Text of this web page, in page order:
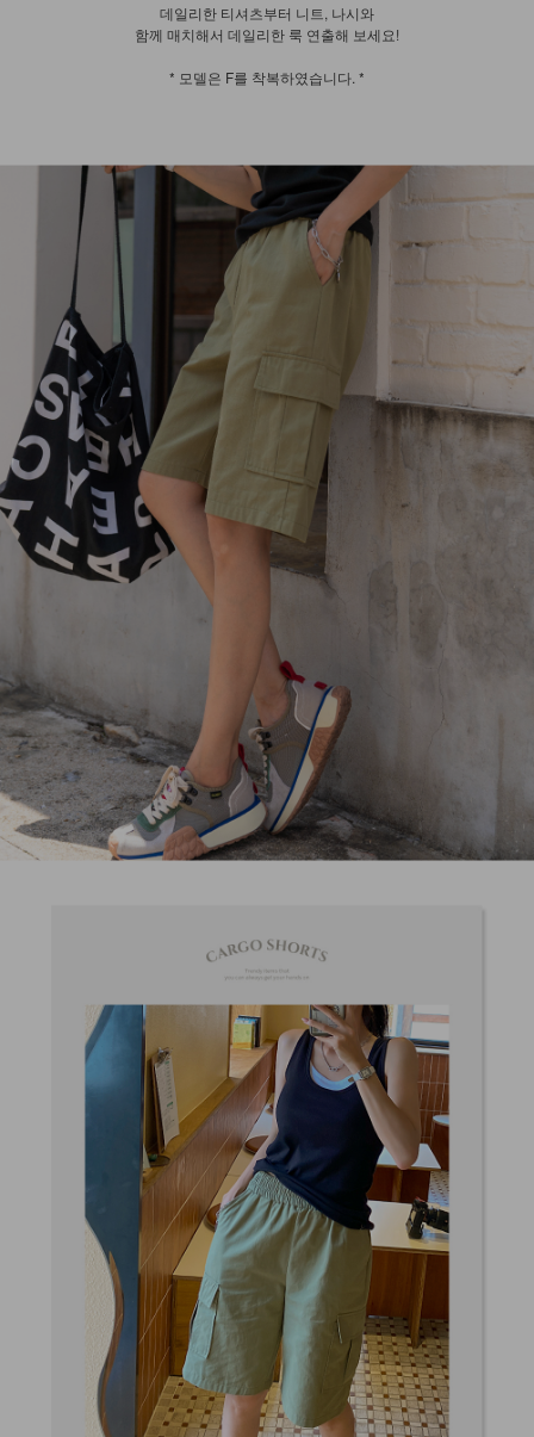
데일리한 티셔츠부터 니트, 나시와
함께 매치해서 데일리한 룩 연출해 보세요!
* 모델은 F를 착복하였습니다. *